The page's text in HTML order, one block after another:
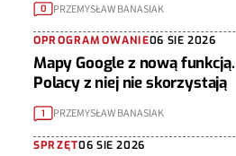
0 PRZEMYSŁAW BANASIAK
OPROGRAMOWANIE06 SIE 2026
Mapy Google z nową funkcją.
Polacy z niej nie skorzystają
1 PRZEMYSŁAW BANASIAK
SPRZĘT06 SIE 2026